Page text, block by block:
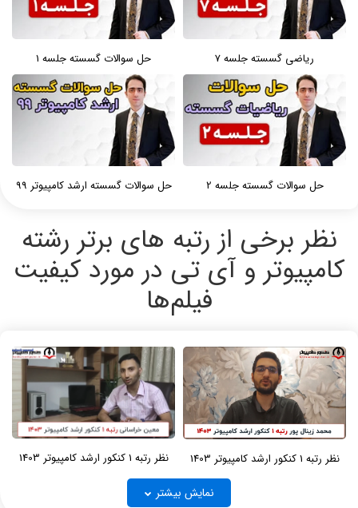
ریاضی گسسته جلسه 7 حل سوالات گسسته جلسه 1
حل سوالات گسسته جلسه 2 حل سوالات گسسته ارشد کامپیوتر 99
نظر برخی از رتبه های برتر رشته
کامپیوتر و آی تی در مورد کیفیت
فیلم‌ها
نظر رتبه 1 کنکور ارشد کامپیوتر 1403 نظر رتبه 1 کنکور ارشد کامپیوتر 1403
نمایش بیشتر